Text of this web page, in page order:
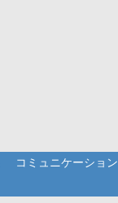
コミュニケーション